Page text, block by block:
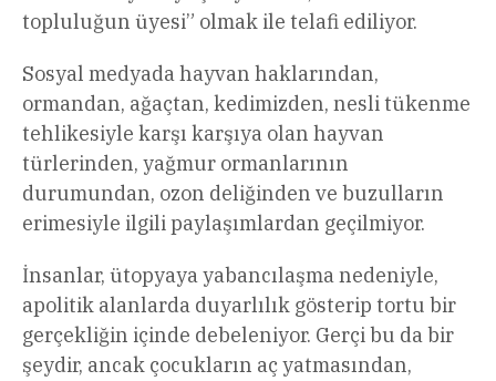
topluluğun üyesi” olmak ile telafi ediliyor.
Sosyal medyada hayvan haklarından,
ormandan, ağaçtan, kedimizden, nesli tükenme
tehlikesiyle karşı karşıya olan hayvan
türlerinden, yağmur ormanlarının
durumundan, ozon deliğinden ve buzulların
erimesiyle ilgili paylaşımlardan geçilmiyor.
İnsanlar, ütopyaya yabancılaşma nedeniyle,
apolitik alanlarda duyarlılık gösterip tortu bir
gerçekliğin içinde debeleniyor. Gerçi bu da bir
şeydir, ancak çocukların aç yatmasından,